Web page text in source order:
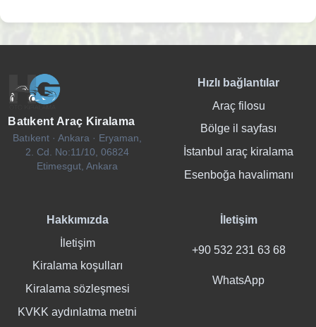
Batıkent Araç Kiralama
Batıkent · Ankara · Eryaman,
2. Cd. No:11/10, 06824
Etimesgut, Ankara
Hızlı bağlantılar
Araç filosu
Bölge il sayfası
İstanbul araç kiralama
Esenboğa havalimanı
Hakkımızda
İletişim
Kiralama koşulları
Kiralama sözleşmesi
KVKK aydınlatma metni
İletişim
+90 532 231 63 68
WhatsApp